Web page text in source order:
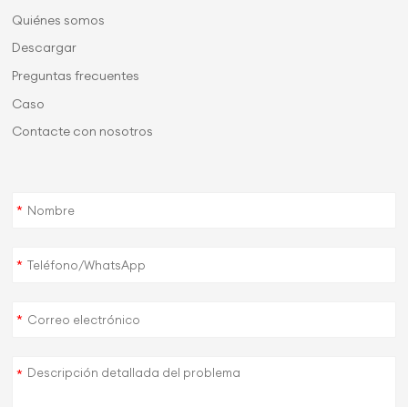
Quiénes somos
Descargar
Preguntas frecuentes
Caso
Contacte con nosotros
*
*
*
*